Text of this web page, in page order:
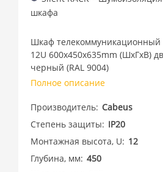
шкафа
Шкаф телекоммуникационный
12U 600x450x635mm (ШхГхВ)
черный (RAL 9004)
Полное описание
Производитель Cabeus
Степень защиты
IP20
Монтажная высота, U
12
Глубина, мм 450